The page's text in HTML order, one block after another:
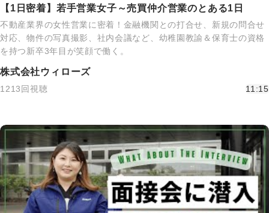
【1日密着】若手営業女子～売買仲介営業のとある1日
不動産業界の女性営業に密着！金融機関との打合せ、新規の問合せ
対応、物件の写真撮影、社内会議など、幼稚園教諭＆保育士の資格
を持つ新卒3年目が笑顔で働く。
株式会社ウィローズ
1213回視聴 11:15